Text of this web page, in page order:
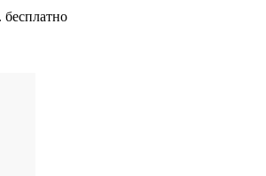
бесплатно